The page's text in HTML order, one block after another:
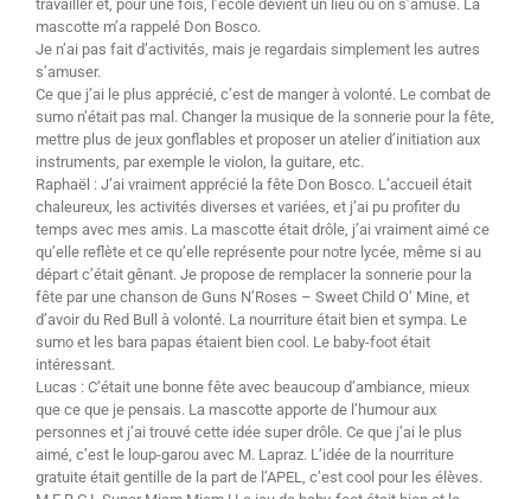
travailler et, pour une fois, l’école devient un lieu où on s’amuse. La
mascotte m’a rappelé Don Bosco.
Je n’ai pas fait d’activités, mais je regardais simplement les autres
s’amuser.
Ce que j’ai le plus apprécié, c’est de manger à volonté. Le combat de
sumo n’était pas mal. Changer la musique de la sonnerie pour la fête,
mettre plus de jeux gonflables et proposer un atelier d’initiation aux
instruments, par exemple le violon, la guitare, etc.
Raphaël : J’ai vraiment apprécié la fête Don Bosco. L’accueil était
chaleureux, les activités diverses et variées, et j’ai pu profiter du
temps avec mes amis. La mascotte était drôle, j’ai vraiment aimé ce
qu’elle reflète et ce qu’elle représente pour notre lycée, même si au
départ c’était gênant. Je propose de remplacer la sonnerie pour la
fête par une chanson de Guns N’Roses – Sweet Child O’ Mine, et
d’avoir du Red Bull à volonté. La nourriture était bien et sympa. Le
sumo et les bara papas étaient bien cool. Le baby-foot était
intéressant.
Lucas : C’était une bonne fête avec beaucoup d’ambiance, mieux
que ce que je pensais. La mascotte apporte de l’humour aux
personnes et j’ai trouvé cette idée super drôle. Ce que j’ai le plus
aimé, c’est le loup-garou avec M. Lapraz. L’idée de la nourriture
gratuite était gentille de la part de l’APEL, c’est cool pour les élèves.